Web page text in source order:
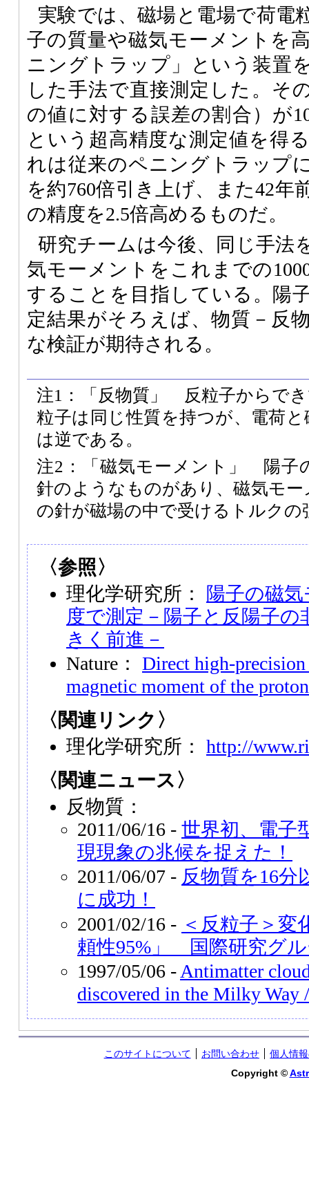
実験では、磁場と電場で荷電
子の質量や磁気モーメントを
ニングトラップ」という装置
した手法で直接測定した。そ
の値に対する誤差の割合）が
という超高精度な測定値を得
れは従来のペニングトラップ
を約760倍引き上げ、また42年
の精度を2.5倍高めるものだ。
研究チームは今後、同じ手法
気モーメントをこれまでの
することを目指している。陽
定結果がそろえば、物質－反
な検証が期待される。
注1：「反物質」 反粒子からで
粒子は同じ性質を持つが、電荷
は逆である。
注2：「磁気モーメント」 陽子
針のようなものがあり、磁気モ
の針が磁場の中で受けるトルクの
〈参照〉
理化学研究所： 陽子の磁
度で測定－陽子と反陽子の
きく前進－
Nature： Direct high-precision
magnetic moment of the proton
〈関連リンク〉
理化学研究所： http://
〈関連ニュース〉
反物質：
2011/06/16 - 世界初、電子
現現象の兆候を捉えた！
2011/06/07 - 反物質を16分
に成功！
2001/02/16 - ＜反粒子＞変
頼性95%」 国際研究グ
1997/05/06 - Antimatter
discovered in the Milky Way
このサイトについて お問い合わせ
個人情
Copyright ©